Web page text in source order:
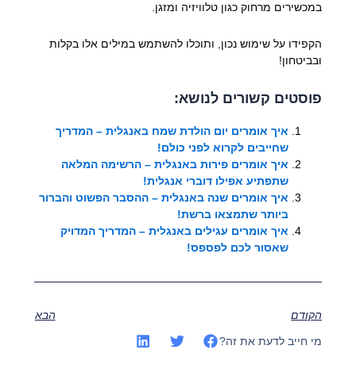
במכשירים מרחוק כגון טלוויזיה ומזגן.
הקפידו על שימוש נכון, ותוכלו להשתמש במילים אלו בקלות
ובביטחון!
פוסטים קשורים לנושא:
איך אומרים יום הולדת שמח באנגלית – המדריך
שחייבים לקרוא לפני כולם!
איך אומרים פירות באנגלית – הרשימה המלאה
שתפתיע אפילו דוברי אנגלית!
איך אומרים שנה באנגלית – ההסבר הפשוט והברור
ביותר שתמצאו ברשת!
איך אומרים עגילים באנגלית – המדריך המדויק
שאסור לכם לפספס!
הקודם הבא
מי חייב לדעת את זה?